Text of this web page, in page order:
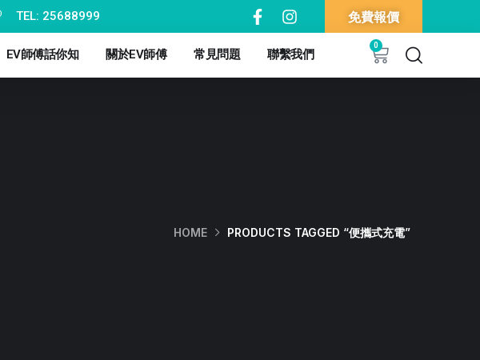
TEL: 25688999 免費報價
EV師傅話你知 關於EV師傅 常見問題 聯繫我們
0
HOME PRODUCTS TAGGED “便攜式充電”